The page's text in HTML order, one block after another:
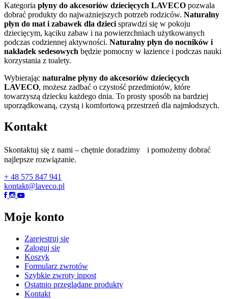
Kategoria płyny do akcesoriów dziecięcych LAVECO pozwala
dobrać produkty do najważniejszych potrzeb rodziców. Naturalny
płyn do mat i zabawek dla dzieci sprawdzi się w pokoju
dziecięcym, kąciku zabaw i na powierzchniach użytkowanych
podczas codziennej aktywności. Naturalny płyn do nocników i
nakładek sedesowych będzie pomocny w łazience i podczas nauki
korzystania z toalety.
Wybierając naturalne płyny do akcesoriów dziecięcych
LAVECO, możesz zadbać o czystość przedmiotów, które
towarzyszą dziecku każdego dnia. To prosty sposób na bardziej
uporządkowaną, czystą i komfortową przestrzeń dla najmłodszych.
Kontakt
Skontaktuj się z nami – chętnie doradzimy i pomożemy dobrać
najlepsze rozwiązanie.
+ 48 575 847 941
kontakt@laveco.pl
Moje konto
Zarejestruj się
Zaloguj się
Koszyk
Formularz zwrotów
Szybkie zwroty inpost
Ostatnio przeglądane produkty
Kontakt